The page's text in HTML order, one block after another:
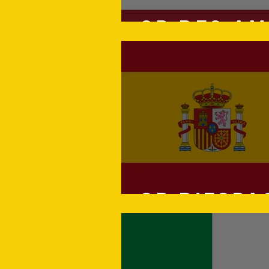
GP des
GP